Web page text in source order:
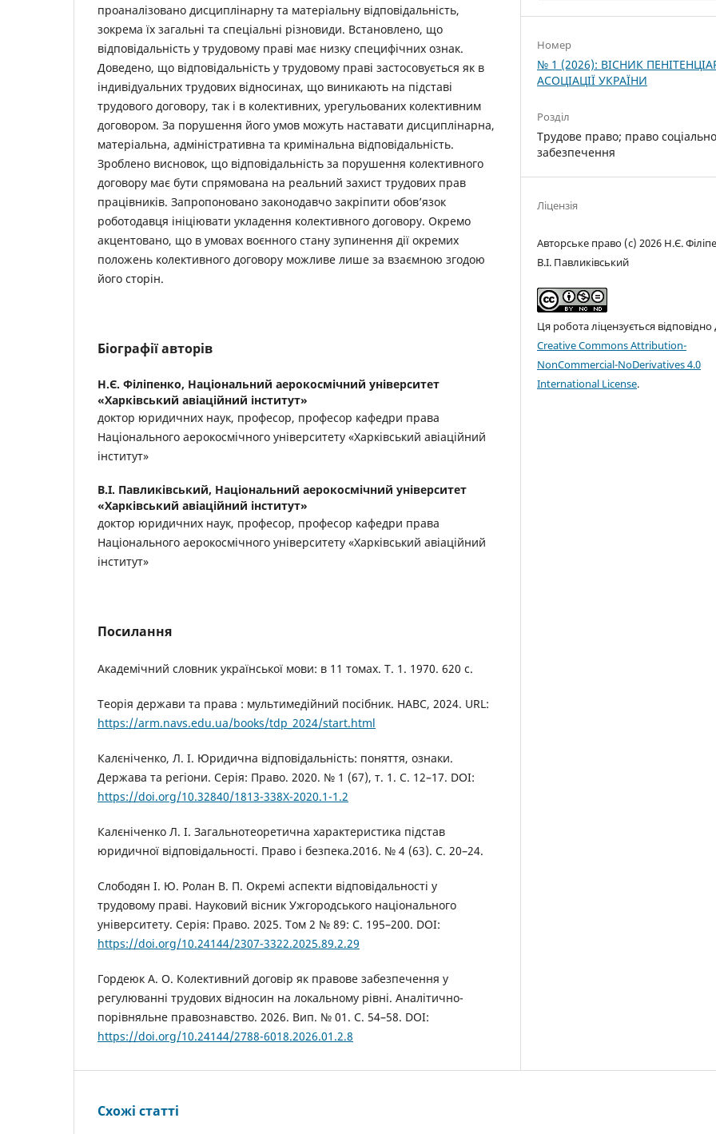
проаналізовано дисциплінарну та матеріальну відповідальність,
зокрема їх загальні та спеціальні різновиди. Встановлено, що
відповідальність у трудовому праві має низку специфічних ознак.
Доведено, що відповідальність у трудовому праві застосовується як в
індивідуальних трудових відносинах, що виникають на підставі
трудового договору, так і в колективних, урегульованих колективним
договором. За порушення його умов можуть наставати дисциплінарна,
матеріальна, адміністративна та кримінальна відповідальність.
Зроблено висновок, що відповідальність за порушення колективного
договору має бути спрямована на реальний захист трудових прав
працівників. Запропоновано законодавчо закріпити обов’язок
роботодавця ініціювати укладення колективного договору. Окремо
акцентовано, що в умовах воєнного стану зупинення дії окремих
положень колективного договору можливе лише за взаємною згодою
його сторін.
Біографії авторів
Н.Є. Філіпенко, Національний аерокосмічний університет
«Харківський авіаційний інститут»
доктор юридичних наук, професор, професор кафедри права
Національного аерокосмічного університету «Харківський авіаційний
інститут»
В.І. Павликівський, Національний аерокосмічний університет
«Харківський авіаційний інститут»
доктор юридичних наук, професор, професор кафедри права
Національного аерокосмічного університету «Харківський авіаційний
інститут»
Посилання
Академічний словник української мови: в 11 томах. Т. 1. 1970. 620 с.
Теорія держави та права : мультимедійний посібник. НАВС, 2024. URL:
https://arm.navs.edu.ua/books/tdp_2024/start.html
Калєніченко, Л. І. Юридична відповідальність: поняття, ознаки.
Держава та регіони. Серія: Право. 2020. № 1 (67), т. 1. С. 12–17. DOI:
https://doi.org/10.32840/1813-338X-2020.1-1.2
Калєніченко Л. І. Загальнотеоретична характеристика підстав
юридичної відповідальності. Право і безпека.2016. № 4 (63). С. 20–24.
Слободян І. Ю. Ролан В. П. Окремі аспекти відповідальності у
трудовому праві. Науковий вісник Ужгородського національного
університету. Серія: Право. 2025. Том 2 № 89: С. 195–200. DOI:
https://doi.org/10.24144/2307-3322.2025.89.2.29
Гордеюк А. О. Колективний договір як правове забезпечення у
регулюванні трудових відносин на локальному рівні. Аналітично-
порівняльне правознавство. 2026. Вип. № 01. С. 54–58. DOI:
https://doi.org/10.24144/2788-6018.2026.01.2.8
Номер
№ 1 (2026): ВІСНИК
АСОЦІАЦІЇ УКРАЇНИ
Розділ
Трудове право; право
забезпечення
Ліцензія
Авторське право (c) 2026 Н.Є.
В.І. Павликівський
Ця робота ліцензується відповідно
Creative Commons Attribution-
NonCommercial-NoDerivatives 4.0
International License.
Схожі статті